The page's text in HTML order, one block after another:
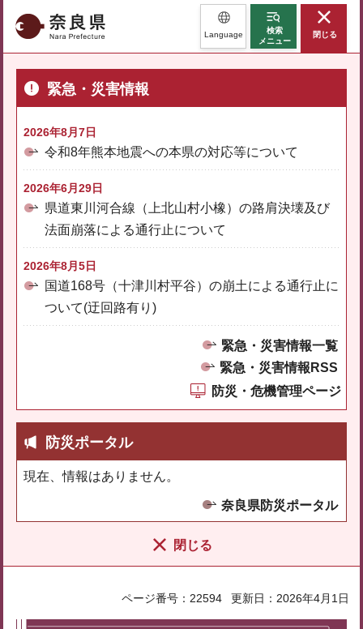
奈良県 Language
検索
メニュー
閉じる
緊急・災害情報
2026年8月7日
令和8年熊本地震への本県の対応等について
2026年6月29日
県道東川河合線（上北山村小橡）の路肩決壊及び
法面崩落による通行止について
2026年8月5日
国道168号（十津川村平谷）の崩土による通行止に
ついて(迂回路有り)
緊急・災害情報一覧
緊急・災害情報RSS
防災・危機管理ページ
防災ポータル
現在、情報はありません。
奈良県防災ポータル
閉じる
ページ番号：22594 更新日：2026年4月1日